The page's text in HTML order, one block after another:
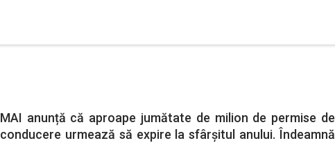
MAI anunță că aproape jumătate de milion de permise de
conducere urmează să expire la sfârșitul anului. Îndeamnă